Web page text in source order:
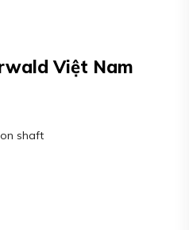
Việt Nam
shaft